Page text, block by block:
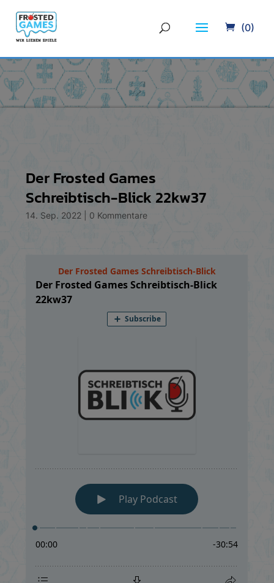
(0)
Der Frosted Games
Schreibtisch-Blick 22kw37
14. Sep. 2022 0 Kommentare